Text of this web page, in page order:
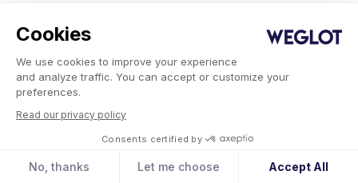
Cookies
We use cookies to improve your experience
and analyze traffic. You can accept or customize your
preferences.
Read our privacy policy
Consents certified by
No, thanks Let me choose Accept All
um marco americano famoso (a Estátua da
marco pode ser substituído por uma imagem da
Torre Eiffel. Isso ajuda a manter o contexto
preciso em todas as traduções. Caso contrário,
há o risco de confundir seus visitantes
internacionais, o que pode incentivá-los a sair